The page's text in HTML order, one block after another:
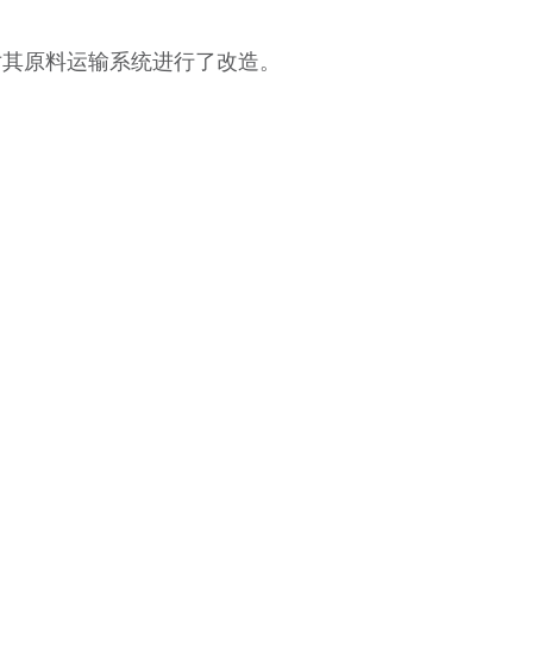
料运输系统进行了改造。